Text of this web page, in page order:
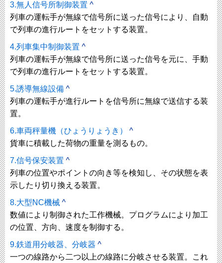
3.無人信号所制御装置 ^
列車の運転手が無線で信号所に送った信号により、自動
で列車の進行ルートをセットする装置。
4.列車集中制御装置 ^
列車の運転手が無線で信号所に送った信号を元に、手動
で列車の進行ルートをセットする装置。
5.誘導無線設備 ^
列車の運転手が進行ルートを信号所に無線で送信する装
置。
6.車両秤量機（ひょうりょうき） ^
貨車に積載した荷物の重量を測るもの。
7.信号保安装置 ^
列車の位置やポイントの向き等を検知し、その状態を表
示したり切り換える装置。
8.大型NC機械 ^
数値により制御された工作機械。プログラムにより加工
の位置、方向、速度を制御する。
9.鉄道用分岐器、分岐器 ^
一つの線路から二つ以上の線路に分岐させる装置。これ